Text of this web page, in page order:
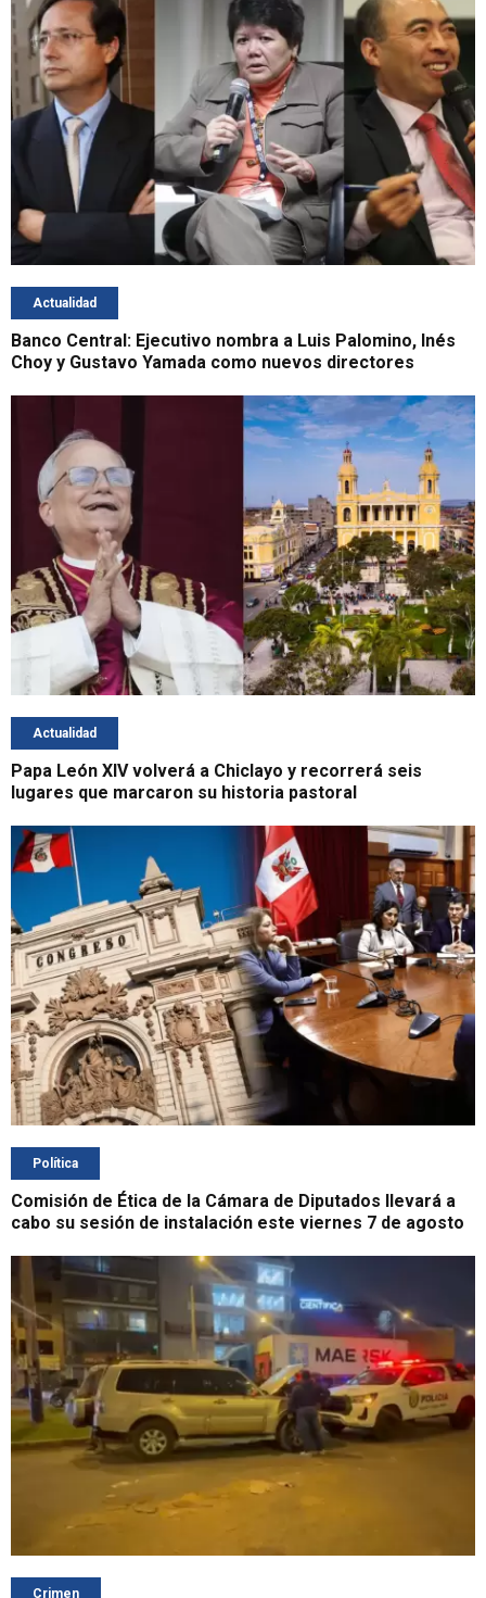
Actualidad
Banco Central: Ejecutivo nombra a Luis Palomino, Inés
Choy y Gustavo Yamada como nuevos directores
Actualidad
Papa León XIV volverá a Chiclayo y recorrerá seis
lugares que marcaron su historia pastoral
Política
Comisión de Ética de la Cámara de Diputados llevará a
cabo su sesión de instalación este viernes 7 de agosto
Crimen